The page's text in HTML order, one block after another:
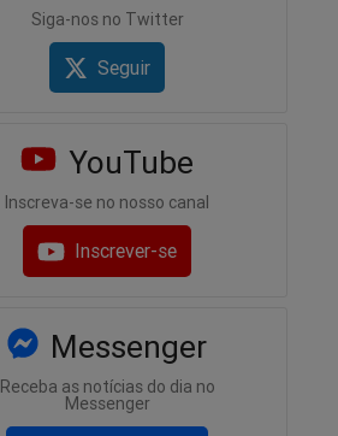
Siga-nos no Twitter
Seguir
YouTube
Inscreva-se no nosso canal
Inscrever-se
Messenger
Receba as notícias do dia no
Messenger